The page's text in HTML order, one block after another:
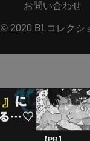
お問い合わせ
© 2020 BLコレクシ